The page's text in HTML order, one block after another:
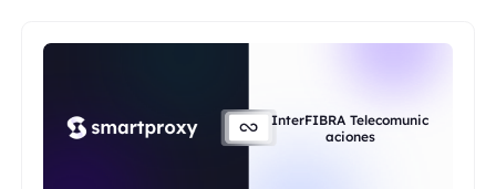
InterFIBRA Telecomunic
aciones